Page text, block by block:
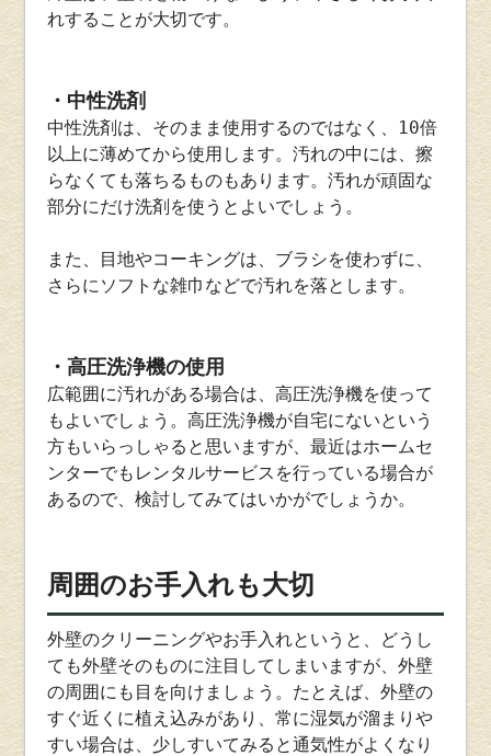
れすることが大切です。
・中性洗剤
中性洗剤は、そのまま使用するのではなく、10倍
以上に薄めてから使用します。汚れの中には、擦
らなくても落ちるものもあります。汚れが頑固な
部分にだけ洗剤を使うとよいでしょう。
また、目地やコーキングは、ブラシを使わずに、
さらにソフトな雑巾などで汚れを落とします。
・高圧洗浄機の使用
広範囲に汚れがある場合は、高圧洗浄機を使って
もよいでしょう。高圧洗浄機が自宅にないという
方もいらっしゃると思いますが、最近はホームセ
ンターでもレンタルサービスを行っている場合が
あるので、検討してみてはいかがでしょうか。
周囲のお手入れも大切
外壁のクリーニングやお手入れというと、どうし
ても外壁そのものに注目してしまいますが、外壁
の周囲にも目を向けましょう。たとえば、外壁の
すぐ近くに植え込みがあり、常に湿気が溜まりや
すい場合は、少しすいてみると通気性がよくなり